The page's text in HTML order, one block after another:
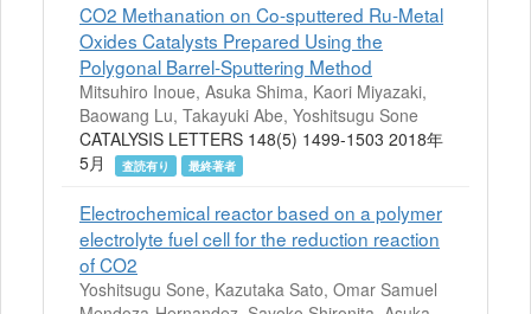
CO2 Methanation on Co-sputtered Ru-Metal
Oxides Catalysts Prepared Using the
Polygonal Barrel-Sputtering Method
Mitsuhiro Inoue, Asuka Shima, Kaori Miyazaki,
Baowang Lu, Takayuki Abe, Yoshitsugu Sone
CATALYSIS LETTERS 148(5) 1499-1503 2018年
5月
査読有り 最終著者
Electrochemical reactor based on a polymer
electrolyte fuel cell for the reduction reaction
of CO2
Yoshitsugu Sone, Kazutaka Sato, Omar Samuel